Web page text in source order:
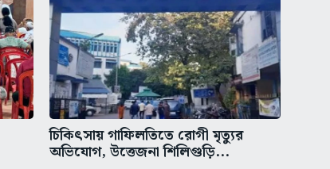
চিকিৎসায় গাফিলতিতে রোগী মৃত্যুর
অভিযোগ, উত্তেজনা শিলিগুড়ি...